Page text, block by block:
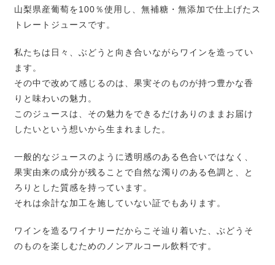
山梨県産葡萄を100％使用し、無補糖・無添加で仕上げたス
トレートジュースです。
私たちは日々、ぶどうと向き合いながらワインを造ってい
ます。
その中で改めて感じるのは、果実そのものが持つ豊かな香
りと味わいの魅力。
このジュースは、その魅力をできるだけありのままお届け
したいという想いから生まれました。
一般的なジュースのように透明感のある色合いではなく、
果実由来の成分が残ることで自然な濁りのある色調と、と
ろりとした質感を持っています。
それは余計な加工を施していない証でもあります。
ワインを造るワイナリーだからこそ辿り着いた、ぶどうそ
のものを楽しむためのノンアルコール飲料です。